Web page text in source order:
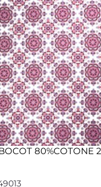
80%COTONE